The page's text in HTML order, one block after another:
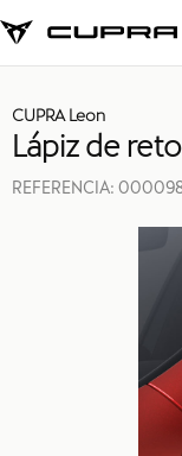
CUPRA Leon
Lápiz de
REFERENCIA: